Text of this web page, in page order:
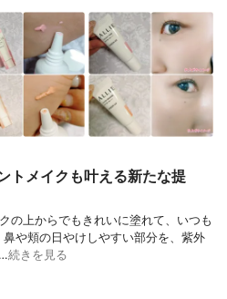
トメイクも叶える新たな提
の上からでもきれいに塗れて、いつも
や頬の日やけしやすい部分を、紫外
続きを見る